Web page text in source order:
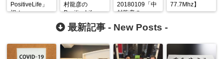
PositiveLife」
祝！
CLUB”中山孝
志社長 電話中
村龍彦の
PositiveLife」
77.7Mhz ゲス
ト：「マイテキ
藤美治さん、宮
本和哉さん
20180109「中
村龍彦の
コミテン77．
77.7Mhz】
最新記事 - New Posts -